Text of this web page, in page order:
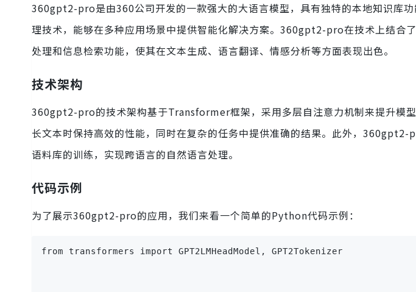
360gpt2-pro是由360公司开发的一款强大的大语言模型，具有独特的本地知识库
理技术，能够在多种应用场景中提供智能化解决方案。360gpt2-pro在技术上结合
处理和信息检索功能，使其在文本生成、语言翻译、情感分析等方面表现出色。
技术架构
360gpt2-pro的技术架构基于Transformer框架，采用多层自注意力机制来提升模
长文本时保持高效的性能，同时在复杂的任务中提供准确的结果。此外，
语料库的训练，实现跨语言的自然语言处理。
代码示例
为了展示360gpt2-pro的应用，我们来看一个简单的Python代码示例：
from transformers import GPT2LMHeadModel, GPT2Tokenizer